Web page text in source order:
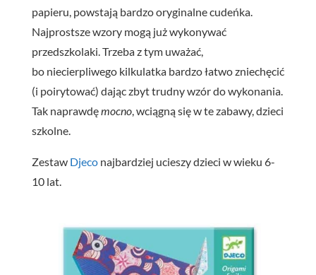
papieru, powstają bardzo oryginalne cudeńka.
Najprostsze wzory mogą już wykonywać
przedszkolaki. Trzeba z tym uważać,
bo niecierpliwego kilkulatka bardzo łatwo zniechęcić
(i poirytować) dając zbyt trudny wzór do wykonania.
Tak naprawdęmocno, wciągną się w te zabawy, dzieci
szkolne.
Zestaw Djeconajbardziej ucieszy dzieci w wieku 6-
10 lat.